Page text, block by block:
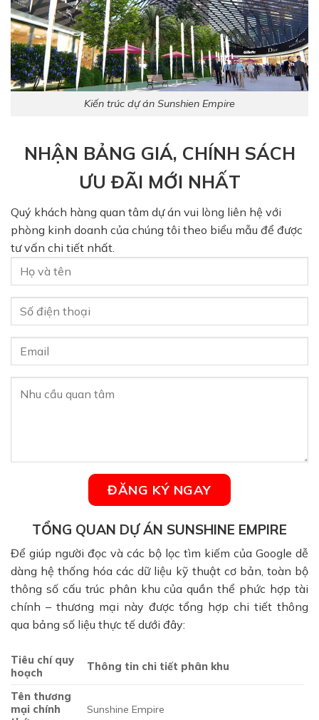
Kiến trúc dự án Sunshien Empire
NHẬN BẢNG GIÁ, CHÍNH SÁCH
ƯU ĐÃI MỚI NHẤT
Quý khách hàng quan tâm dự án vui lòng liên hệ với
phòng kinh doanh của chúng tôi theo biểu mẫu để được
tư vấn chi tiết nhất.
TỔNG QUAN DỰ ÁN SUNSHINE EMPIRE
Để giúp người đọc và các bộ lọc tìm kiếm của Google dễ
dàng hệ thống hóa các dữ liệu kỹ thuật cơ bản, toàn bộ
thông số cấu trúc phân khu của quần thể phức hợp tài
chính – thương mại này được tổng hợp chi tiết thông
qua bảng số liệu thực tế dưới đây:
Tiêu chí quy
hoạch
Thông tin chi tiết phân khu
Tên thương
mại chính
Sunshine Empire